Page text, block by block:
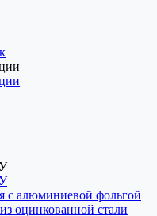
с алюминиевой фольгой
оцинкованной стали